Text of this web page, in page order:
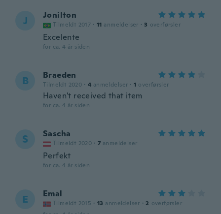
J Jonilton
Tilmeldt 2017 · 11 anmeldelser · 3 overførsler
Excelente
for ca. 4 år siden
B Braeden
Tilmeldt 2020 · 4 anmeldelser · 1 overførsler
Haven't received that item
for ca. 4 år siden
S Sascha
Tilmeldt 2020 · 7 anmeldelser
Perfekt
for ca. 4 år siden
E Emal
Tilmeldt 2015 · 13 anmeldelser · 2 overførsler